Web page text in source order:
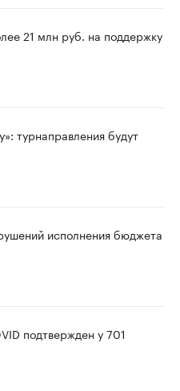
21 млн руб. на поддержку
турнаправления будут
исполнения бюджета
подтвержден у 701